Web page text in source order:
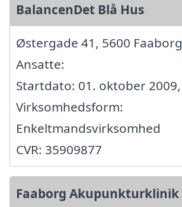
BalancenDet Blå Hus
Østergade 41, 5600 Faaborg
Ansatte:
Startdato: 01. oktober 2009,
Virksomhedsform:
Enkeltmandsvirksomhed
CVR: 35909877
Faaborg Akupunkturklinik